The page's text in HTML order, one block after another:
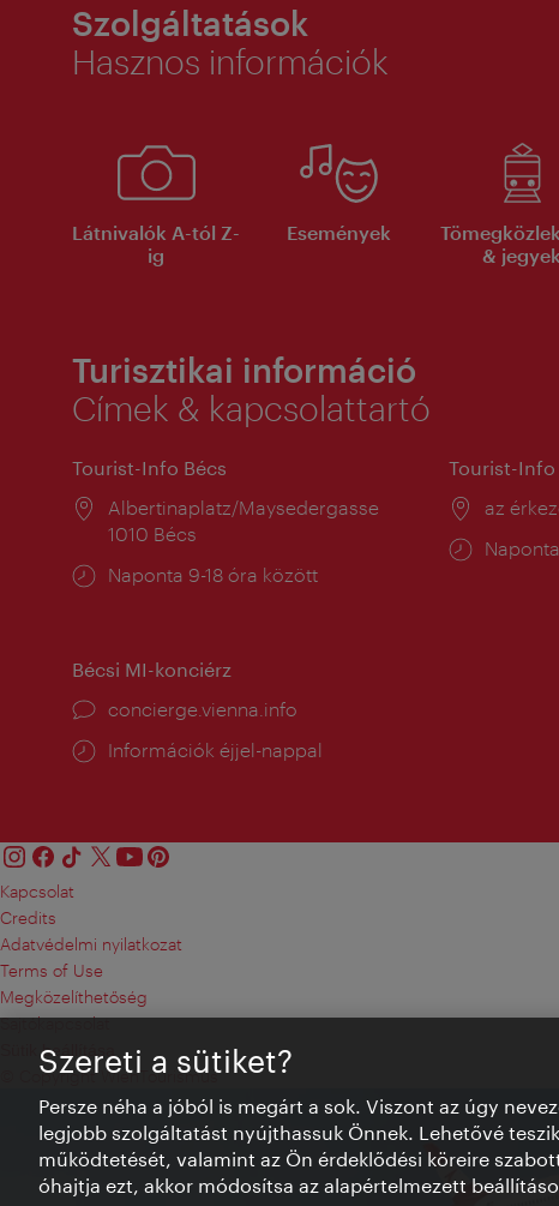
Szolgáltatások
Hasznos információk
Látnivalók A-tól Z-
ig
Események
& jegyek
Turisztikai információ
Címek & kapcsolattartó
Tourist-Info Bécs
Helyszín:
Albertinaplatz/Maysedergasse
1010 Bécs
Nyitva
Naponta 9-18 óra között
Tourist-Info
az
Nyitva
Bécsi MI-konciérz
concierge.vienna.info
Információk éjjel-nappal
Kapcsolat
Credits
Adatvédelmi nyilatkozat
Terms of Use
Megközelíthetőség
Sajtókapcsolat
Sütik beállítása
© Copyright WienTourismus
Szereti a sütiket?
Persze néha a jóból is megárt a sok. Viszont az úgy
legjobb szolgáltatást nyújthassuk Önnek. Lehetővé
működtetését, valamint az Ön érdeklődési köreire
óhajtja ezt, akkor módosítsa az alapértelmezett